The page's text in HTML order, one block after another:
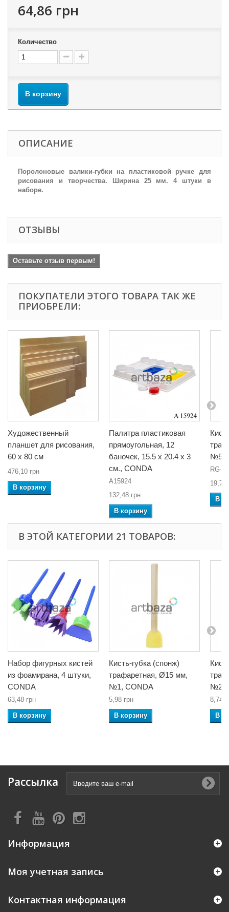
64,86 грн
Количество
В корзину
ОПИСАНИЕ
Поролоновые валики-губки на пластиковой ручке для
рисования и творчества. Ширина 25 мм. 4 штуки в
наборе.
ОТЗЫВЫ
Оставьте отзыв первым!
ПОКУПАТЕЛИ ЭТОГО ТОВАРА ТАК ЖЕ
ПРИОБРЕЛИ:
Художественный
планшет для рисования,
60 x 80 см
476,10 грн
В корзину
Палитра пластиковая
прямоугольная, 12
баночек, 15.5 x 20.4 x 3
см., CONDA
A15924
132,48 грн
В корзину
№5,
RG-
19,78
В
В ЭТОЙ КАТЕГОРИИ 21 ТОВАРОВ:
Набор фигурных кистей
из фоамирана, 4 штуки,
CONDA
63,48 грн
В корзину
Кисть-губка (спонж)
трафаретная, Ø15 мм,
№1, CONDA
5,98 грн
В корзину
№2,
8,74
В
Рассылка
Информация
Моя учетная запись
Контактная информация